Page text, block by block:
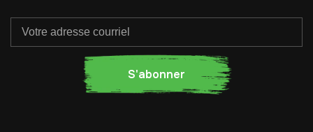
S'abonner